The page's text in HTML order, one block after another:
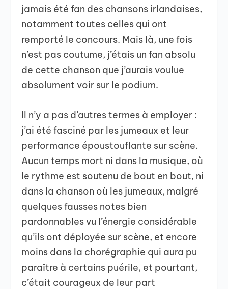
jamais été fan des chansons irlandaises,
notamment toutes celles qui ont
remporté le concours. Mais là, une fois
n’est pas coutume, j’étais un fan absolu
de cette chanson que j’aurais voulue
absolument voir sur le podium.
Il n’y a pas d’autres termes à employer :
j’ai été fasciné par les jumeaux et leur
performance époustouflante sur scène.
Aucun temps mort ni dans la musique, où
le rythme est soutenu de bout en bout, ni
dans la chanson où les jumeaux, malgré
quelques fausses notes bien
pardonnables vu l’énergie considérable
qu’ils ont déployée sur scène, et encore
moins dans la chorégraphie qui aura pu
paraître à certains puérile, et pourtant,
c’était courageux de leur part